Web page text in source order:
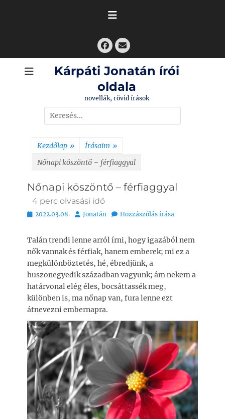
Facebook
Email
Kárpáti Jonatán írói
oldala
novellák, rövid írások
Search
for:
Kezdőlap » Írásaim »
Nőnapi köszöntő – férfiaggyal
Nőnapi köszöntő – férfiaggyal
4 perc olvasási idő
Bejegyezve
2022.03.08. Szerző
Jonatán Hozzászólás írása
Talán trendi lenne arról írni, hogy igazából nem
nők vannak és férfiak, hanem emberek; mi ez a
megkülönböztetés, hé, ébredjünk, a
huszonegyedik században vagyunk; ám nekem a
határvonal elég éles, bocsáttassék meg,
különben is, ma nőnap van, fura lenne ezt
átnevezni embernapra.